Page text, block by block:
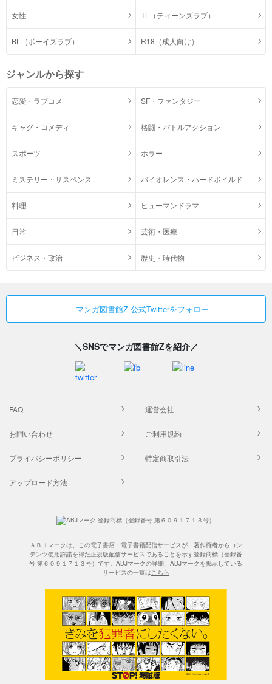
女性 TL（ティーンズラブ）
BL（ボーイズラブ） R18（成人向け）
ジャンルから探す
恋愛・ラブコメ SF・ファンタジー
ギャグ・コメディ 格闘・バトルアクション
スポーツ ホラー
ミステリー・サスペンス バイオレンス・ハードボイルド
料理 ヒューマンドラマ
日常 芸術・医療
ビジネス・政治 歴史・時代物
マンガ図書館Z 公式Twitterをフォロー
＼SNSでマンガ図書館Zを紹介／
FAQ 運営会社
お問い合わせ ご利用規約
プライバシーポリシー 特定商取引法
アップロード方法
ＡＢＪマークは、この電子書店・電子書籍配信サービスが、著作権者からコン
テンツ使用許諾を得た正規版配信サービスであることを示す登録商標（登録番
号 第６０９１７１３号）です。ABJマークの詳細、ABJマークを掲示している
サービスの一覧は こちら